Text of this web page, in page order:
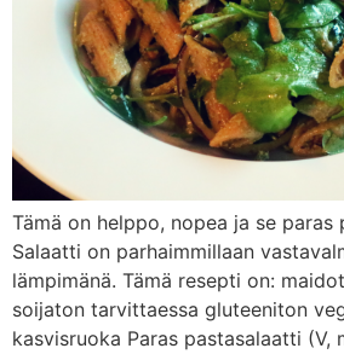
Tämä on helppo, nopea ja se paras
Salaatti on parhaimmillaan
lämpimänä. Tämä resepti on:
soijaton tarvittaessa gluteeniton
kasvisruoka Paras pastasalaatti (V,